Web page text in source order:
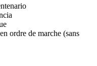
ordre de marche (sans